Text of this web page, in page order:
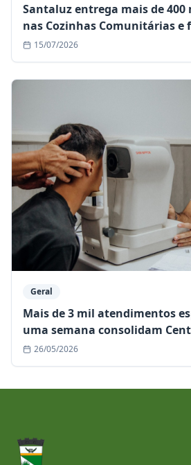
Santaluz entrega mais de
nas Cozinhas Comunitárias e
assistência às famílias em
vulnerabilidade
15/07/2026
Geral
Mais de 3 mil atendimentos
uma semana consolidam
Especialidades como
26/05/2026